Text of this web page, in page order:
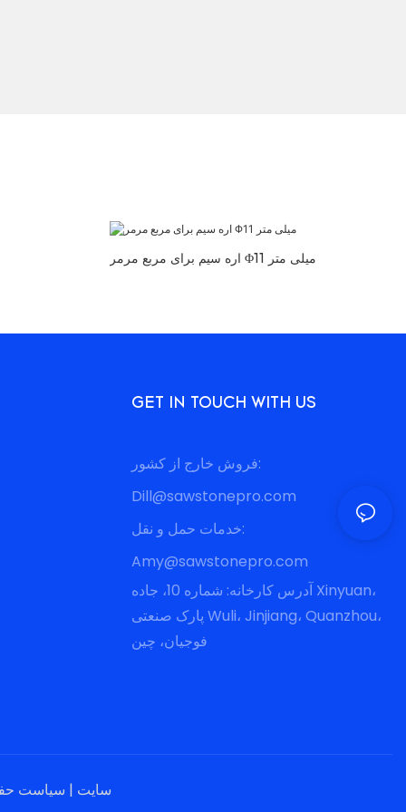
اره سیم برای مربع مرمر Φ11 میلی متر
GET IN TOUCH WITH US
فروش خارج از کشور:
Dill@sawstonepro.com
خدمات حمل و نقل:
Amy@sawstonepro.com
آدرس کارخانه: شماره 10، جاده Xinyuan،
پارک صنعتی Wuli، Jinjiang، Quanzhou،
فوجیان، چین
سایت |